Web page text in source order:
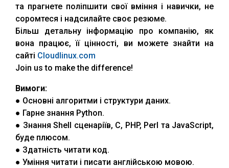
та прагнете поліпшити свої вміння і навички, не
соромтеся і надсилайте своє резюме.
Більш детальну інформацію про компанію, як
вона працює, її цінності, ви можете знайти на
сайті Cloudlinux.com
Join us to make the difference!
Вимоги:
● Основні алгоритми і структури даних.
● Гарне знання Python.
● Знання Shell сценаріїв, C, PHP, Perl та JavaScript,
буде плюсом.
● Здатність читати код.
● Уміння читати і писати англійською мовою.